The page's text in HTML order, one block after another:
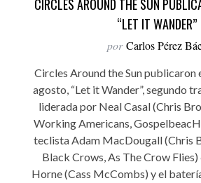
CIRCLES AROUND THE SUN
“LET IT WANDER”
por Carlos Pérez
Circles Around the Sun publicaron
agosto, “Let it Wander”, segundo
liderada por Neal Casal (Chris
Working Americans,
teclista Adam MacDougall (Chris
Black Crows, As The Crow
Horne (Cass McCombs) y el